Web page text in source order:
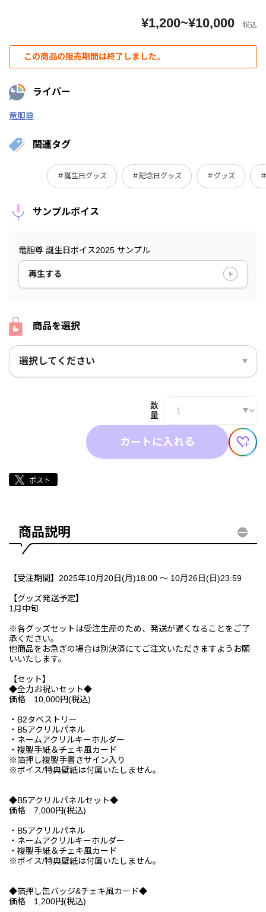
¥1,200~¥10,000 税込
この商品の販売期間は終了しました。
ライバー
竜胆尊
関連タグ
＃誕生日グッズ ＃記念日グッズ ＃グッズ
サンプルボイス
竜胆尊 誕生日ボイス2025 サンプル
再生する
商品を選択
選択してください
数
量
カートに入れる
商品説明
【受注期間】2025年10月20日(月)18:00 ～ 10月26日(日)23:59
【グッズ発送予定】
1月中旬
※各グッズセットは受注生産のため、発送が遅くなることをご了
承ください。
他商品をお急ぎの場合は別決済にてご注文いただきますようお願
いいたします。
【セット】
◆全力お祝いセット◆
価格 10,000円(税込)
・B2タペストリー
・B5アクリルパネル
・ネームアクリルキーホルダー
・複製手紙＆チェキ風カード
※箔押し複製手書きサイン入り
※ボイス/特典壁紙は付属いたしません。
◆B5アクリルパネルセット◆
価格 7,000円(税込)
・B5アクリルパネル
・ネームアクリルキーホルダー
・複製手紙＆チェキ風カード
※ボイス/特典壁紙は付属いたしません。
◆箔押し缶バッジ&チェキ風カード◆
価格 1,200円(税込)